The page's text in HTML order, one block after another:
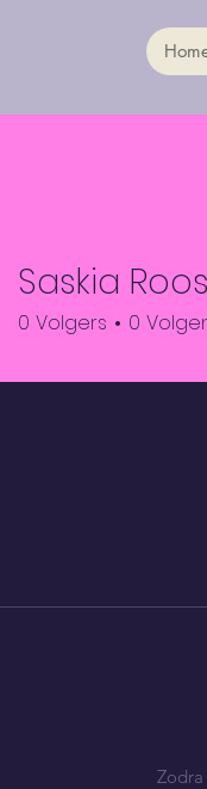
Saskia Roos
0 Volgers 0